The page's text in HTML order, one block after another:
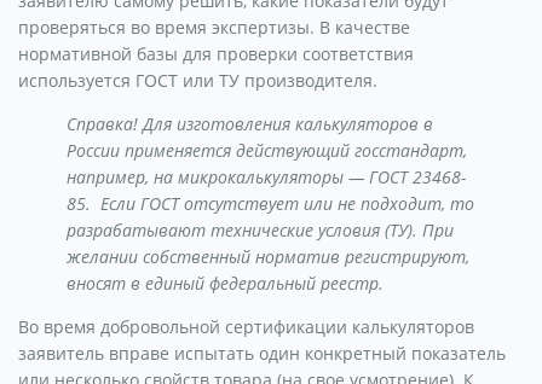
проверяться во время экспертизы. В качестве
нормативной базы для проверки соответствия
используется ГОСТ или ТУ производителя.
Справка! Для изготовления калькуляторов в
России применяется действующий госстандарт,
например, на микрокалькуляторы — ГОСТ 23468-
85. Если ГОСТ отсутствует или не подходит, то
разрабатывают технические условия (ТУ). При
желании собственный норматив регистрируют,
вносят в единый федеральный реестр.
Во время добровольной сертификации калькуляторов
заявитель вправе испытать один конкретный показатель
или несколько свойств товара (на свое усмотрение). К